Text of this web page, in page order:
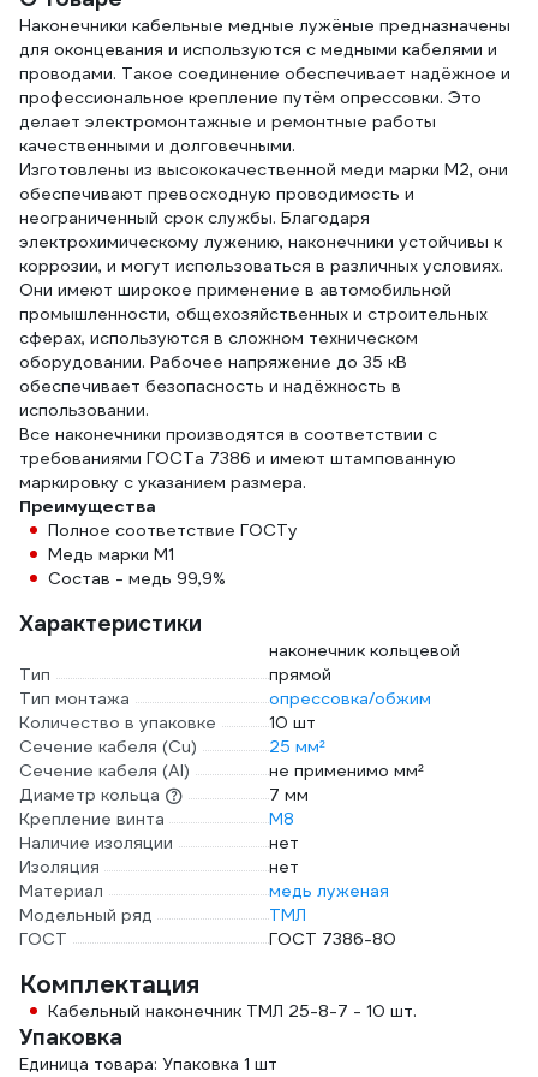
Наконечники кабельные медные лужёные предназначены
для оконцевания и используются с медными кабелями и
проводами. Такое соединение обеспечивает надёжное и
профессиональное крепление путём опрессовки. Это
делает электромонтажные и ремонтные работы
качественными и долговечными.
Изготовлены из высококачественной меди марки М2, они
обеспечивают превосходную проводимость и
неограниченный срок службы. Благодаря
электрохимическому лужению, наконечники устойчивы к
коррозии, и могут использоваться в различных условиях.
Они имеют широкое применение в автомобильной
промышленности, общехозяйственных и строительных
сферах, используются в сложном техническом
оборудовании. Рабочее напряжение до 35 кВ
обеспечивает безопасность и надёжность в
использовании.
Все наконечники производятся в соответствии с
требованиями ГОСТа 7386 и имеют штампованную
маркировку с указанием размера.
Преимущества
Полное соответствие ГОСТу
Медь марки М1
Состав - медь 99,9%
Характеристики
Тип
наконечник кольцевой
прямой
Тип монтажа
опрессовка/обжим
Количество в упаковке
10 шт
Сечение кабеля (Cu)
25 мм²
Сечение кабеля (Al)
не применимо мм²
Диаметр кольца
7 мм
Крепление винта
М8
Наличие изоляции
нет
Изоляция
нет
Материал
медь луженая
Модельный ряд
ТМЛ
ГОСТ
ГОСТ 7386-80
Комплектация
Кабельный наконечник ТМЛ 25-8-7 - 10 шт.
Упаковка
Единица товара: Упаковка 1 шт